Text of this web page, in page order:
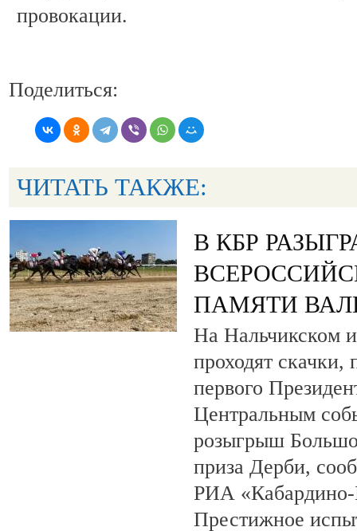
провокации.
Поделиться:
ЧИТАТЬ ТАКЖЕ:
В КБР
ПАМЯТИ
На Нальчикском
проходят
первого
Центральным
розыгрыш
приза Дерби,
РИА «Кабардино-
Престижное